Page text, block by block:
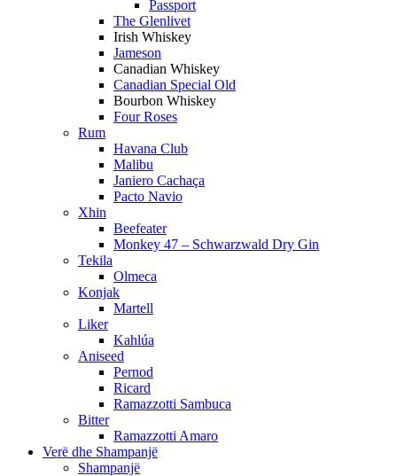
Passport
The Glenlivet
Irish Whiskey
Jameson
Canadian Whiskey
Canadian Special Old
Bourbon Whiskey
Four Roses
Rum
Havana Club
Malibu
Janiero Cachaça
Pacto Navio
Xhin
Beefeater
Monkey 47 – Schwarzwald Dry Gin
Tekila
Olmeca
Konjak
Martell
Liker
Kahlúa
Aniseed
Pernod
Ricard
Ramazzotti Sambuca
Bitter
Ramazzotti Amaro
Verë dhe Shampanjë
Shampanjë